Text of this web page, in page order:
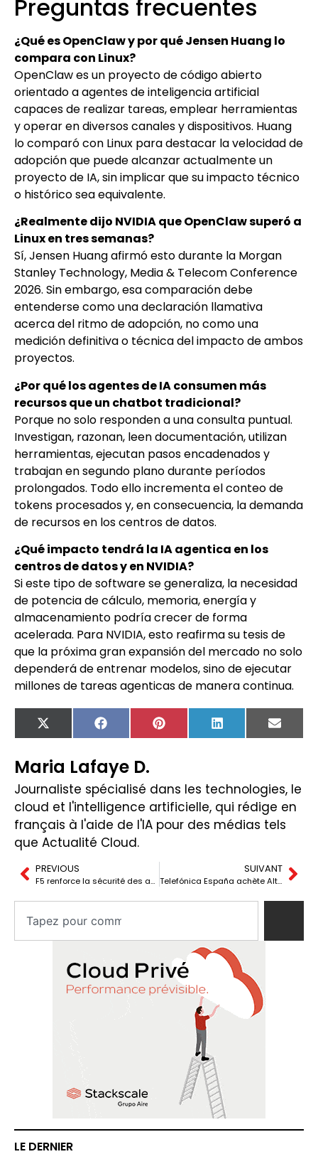
Preguntas frecuentes
¿Qué es OpenClaw y por qué Jensen Huang lo
compara con Linux?
OpenClaw es un proyecto de código abierto
orientado a agentes de inteligencia artificial
capaces de realizar tareas, emplear herramientas
y operar en diversos canales y dispositivos. Huang
lo comparó con Linux para destacar la velocidad de
adopción que puede alcanzar actualmente un
proyecto de IA, sin implicar que su impacto técnico
o histórico sea equivalente.
¿Realmente dijo NVIDIA que OpenClaw superó a
Linux en tres semanas?
Sí, Jensen Huang afirmó esto durante la Morgan
Stanley Technology, Media & Telecom Conference
2026. Sin embargo, esa comparación debe
entenderse como una declaración llamativa
acerca del ritmo de adopción, no como una
medición definitiva o técnica del impacto de ambos
proyectos.
¿Por qué los agentes de IA consumen más
recursos que un chatbot tradicional?
Porque no solo responden a una consulta puntual.
Investigan, razonan, leen documentación, utilizan
herramientas, ejecutan pasos encadenados y
trabajan en segundo plano durante períodos
prolongados. Todo ello incrementa el conteo de
tokens procesados y, en consecuencia, la demanda
de recursos en los centros de datos.
¿Qué impacto tendrá la IA agentica en los
centros de datos y en NVIDIA?
Si este tipo de software se generaliza, la necesidad
de potencia de cálculo, memoria, energía y
almacenamiento podría crecer de forma
acelerada. Para NVIDIA, esto reafirma su tesis de
que la próxima gran expansión del mercado no solo
dependerá de entrenar modelos, sino de ejecutar
millones de tareas agenticas de manera continua.
X
(Twitter)
FacebookPinterest LinkedIn Email
Maria Lafaye D.
Journaliste spécialisé dans les technologies, le
cloud et l'intelligence artificielle, qui rédige en
français à l'aide de l'IA pour des médias tels
que Actualité Cloud.
PREVIOUS
F5 renforce la sécurité des applications et de l’IA avec Zero Trust et la préparation quantique
SUIVANT
Telefónica España achète Altim pour renforcer son activité SAP dans les entreprises
LE DERNIER